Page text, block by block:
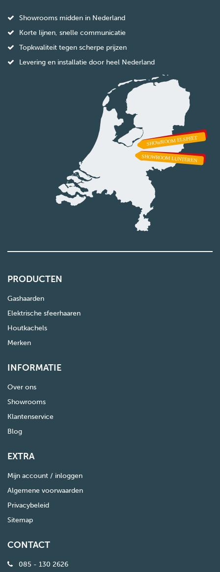
Showrooms midden in Nederland
Korte lijnen, snelle communicatie
Topkwaliteit tegen scherpe prijzen
Levering en installatie door heel Nederland
PRODUCTEN
Gashaarden
Elektrische sfeerhaaren
Houtkachels
Merken
INFORMATIE
Over ons
Showrooms
Klantenservice
Blog
EXTRA
Mijn account / inloggen
Algemene voorwaarden
Privacybeleid
Sitemap
CONTACT
085 - 130 2626